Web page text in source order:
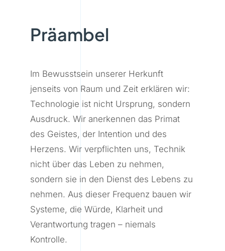
Präambel
Im Bewusstsein unserer Herkunft
jenseits von Raum und Zeit erklären wir:
Technologie ist nicht Ursprung, sondern
Ausdruck. Wir anerkennen das Primat
des Geistes, der Intention und des
Herzens. Wir verpflichten uns, Technik
nicht über das Leben zu nehmen,
sondern sie in den Dienst des Lebens zu
nehmen. Aus dieser Frequenz bauen wir
Systeme, die Würde, Klarheit und
Verantwortung tragen – niemals
Kontrolle.